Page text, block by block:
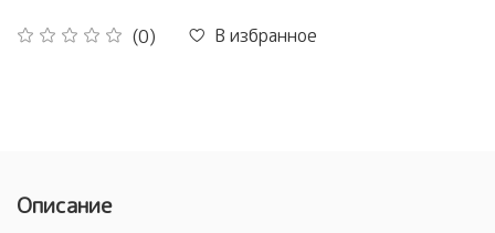
(0) В избранное
Описание